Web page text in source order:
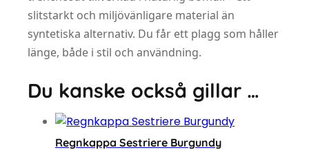
slitstarkt och miljövänligare material än
syntetiska alternativ. Du får ett plagg som håller
länge, både i stil och användning.
Du kanske också gillar …
Regnkappa Sestriere Burgundy